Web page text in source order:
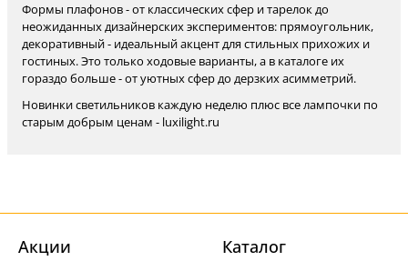
Формы плафонов - от классических сфер и тарелок до
неожиданных дизайнерских экспериментов: прямоугольник,
декоративный - идеальный акцент для стильных прихожих и
гостиных. Это только ходовые варианты, а в каталоге их
гораздо больше - от уютных сфер до дерзких асимметрий.
Новинки светильников каждую неделю плюс все лампочки по
старым добрым ценам - luxilight.ru
Акции Каталог